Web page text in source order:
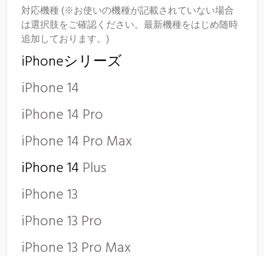
対応機種 (※お使いの機種が記載されていない場合
は選択肢をご確認ください。最新機種をはじめ随時
追加しております。)
iPhoneシリーズ
iPhone 14
iPhone 14 Pro
iPhone 14 Pro Max
iPhone 14 Plus
iPhone 13
iPhone 13 Pro
iPhone 13 Pro Max